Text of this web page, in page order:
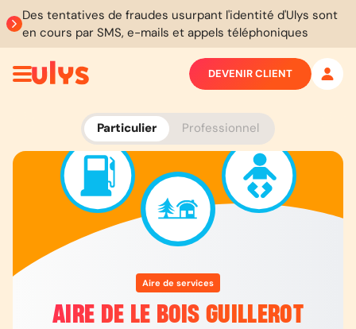
Des tentatives de fraudes usurpant l'identité d'Ulys sont
en cours par SMS, e-mails et appels téléphoniques
Particulier Professionnel
DEVENIR CLIENT
Aire de services
AIRE DE LE BOIS GUILLEROT